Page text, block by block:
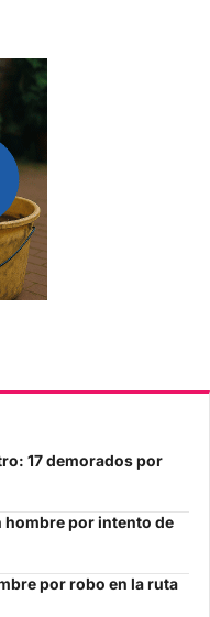
17 demorados por
hombre por intento de
por robo en la ruta